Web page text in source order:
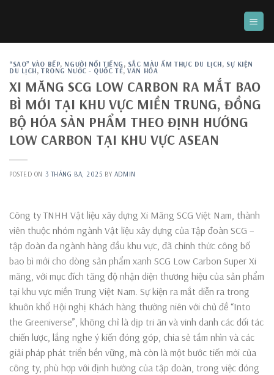
“SAO” VÀO BẾP, NGƯỜI NỔI TIẾNG , SẮC MÀU ẨM THỰC DU LỊCH, SỰ KIỆN
DU LỊCH,TRONG NƯỚC - QUỐC TẾ,VĂN HÓA
XI MĂNG SCG LOW CARBON RA MẮT BAO
BÌ MỚI TẠI KHU VỰC MIỀN TRUNG, ĐỒNG
BỘ HÓA SẢN PHẨM THEO ĐỊNH HƯỚNG
LOW CARBON TẠI KHU VỰC ASEAN
POSTED ON 3 THÁNG BA, 2025 BY ADMIN
Công ty TNHH Vật liệu xây dựng Xi Măng SCG Việt Nam, thành
viên thuộc nhóm ngành Vật liệu xây dựng của Tập đoàn SCG –
tập đoàn đa ngành hàng đầu khu vực, đã chính thức công bố
bao bì mới cho dòng sản phẩm xanh SCG Low Carbon Super Xi
măng, với mục đích tăng độ nhận diện thương hiệu của sản phẩm
tại khu vực miền Trung Việt Nam. Sự kiện ra mắt diễn ra trong
khuôn khổ Hội nghị Khách hàng thường niên với chủ đề “Into
the Greeniverse”, không chỉ là dịp tri ân và vinh danh các đối tác
chiến lược, lắng nghe ý kiến đóng góp, chia sẻ tầm nhìn và các
giải pháp phát triển bền vững, mà còn là một bước tiến mới của
công ty, phù hợp với định hướng của tập đoàn, trong việc đóng